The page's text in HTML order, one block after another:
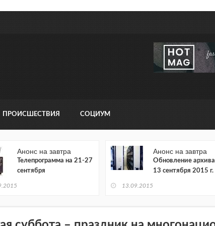
ПРОИСШЕСТВИЯ СОЦИУМ
Анонс на завтра
Телепрограмма на 21-27
сентября
Анонс на завтра
Обновление архива
13 сентября 2015 г.
13.09.2015